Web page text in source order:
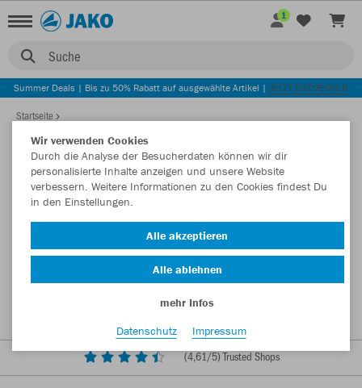
Suche
1
Summer Deals | Bis zu 50% Rabatt auf ausgewählte Artikel | JETZT ENTDECKEN
Startseite
(4,61/5) Trusted Shops
Wir verwenden Cookies
Durch die Analyse der Besucherdaten können wir dir
personalisierte Inhalte anzeigen und unsere Website
verbessern. Weitere Informationen zu den Cookies findest Du
in den Einstellungen.
Alle akzeptieren
Alle ablehnen
mehr Infos
Datenschutz
Impressum